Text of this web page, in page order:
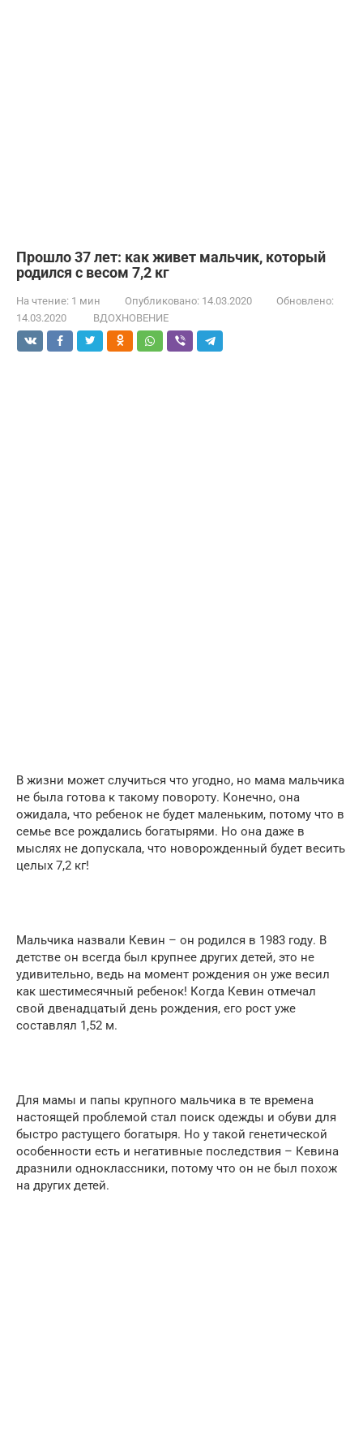
Прошло 37 лет: как живет мальчик, который
родился с весом 7,2 кг
На чтение: 1 мин Опубликовано: 14.03.2020
Обновлено:
14.03.2020
ВДОХНОВЕНИЕ
В жизни может случиться что угодно, но мама мальчика
не была готова к такому повороту. Конечно, она
ожидала, что ребенок не будет маленьким, потому что в
семье все рождались богатырями. Но она даже в
мыслях не допускала, что новорожденный будет весить
целых 7,2 кг!
Мальчика назвали Кевин – он родился в 1983 году. В
детстве он всегда был крупнее других детей, это не
удивительно, ведь на момент рождения он уже весил
как шестимесячный ребенок! Когда Кевин отмечал
свой двенадцатый день рождения, его рост уже
составлял 1,52 м.
Для мамы и папы крупного мальчика в те времена
настоящей проблемой стал поиск одежды и обуви для
быстро растущего богатыря. Но у такой генетической
особенности есть и негативные последствия – Кевина
дразнили одноклассники, потому что он не был похож
на других детей.